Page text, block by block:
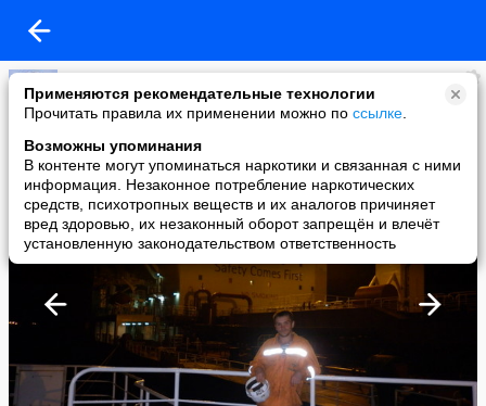
Применяются рекомендательные технологии
Прочитать правила их применении можно по ссылке
Возможны упоминания
В контенте могут упоминаться наркотики и связанная с ними
информация. Незаконное потребление наркотических
средств, психотропных веществ и их аналогов причиняет
вред здоровью, их незаконный оборот запрещён и влечёт
установленную законодательством ответственность
Вениамин Гулаков
added a photo
03 Nov в 19:55